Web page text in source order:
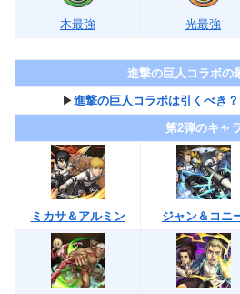
木最強 光最強
進撃の巨人コラボの
▶︎進撃の巨人コラボは引くべき
第2弾のキャ
ミカサ＆アルミン ジャン＆コニ